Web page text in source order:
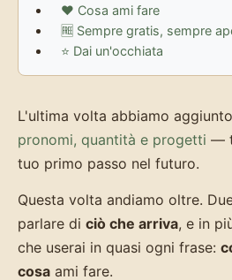
❤️ Cosa ami fare
🆓 Sempre gratis, sempre
⭐ Dai un'occhiata
L'ultima volta abbiamo aggiunto
pronomi, quantità e progetti —
tuo primo passo nel futuro.
Questa volta andiamo oltre.
parlare di ciò che arriva, e in
che userai in quasi ogni frase:
cosa ami fare.